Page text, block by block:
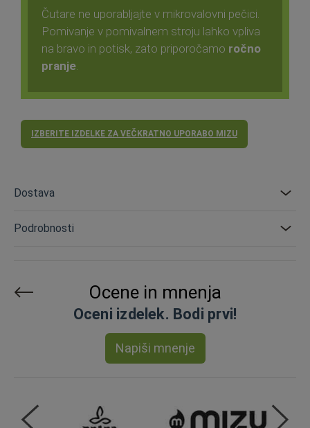
Čutare ne uporabljajte v mikrovalovni pečici.
Pomivanje v pomivalnem stroju lahko vpliva
na bravo in potisk, zato priporočamo ročno
pranje.
IZBERITE IZDELKE ZA VEČKRATNO UPORABO MIZU
Dostava
Podrobnosti
Ocene in mnenja
Oceni izdelek. Bodi prvi!
Napiši mnenje